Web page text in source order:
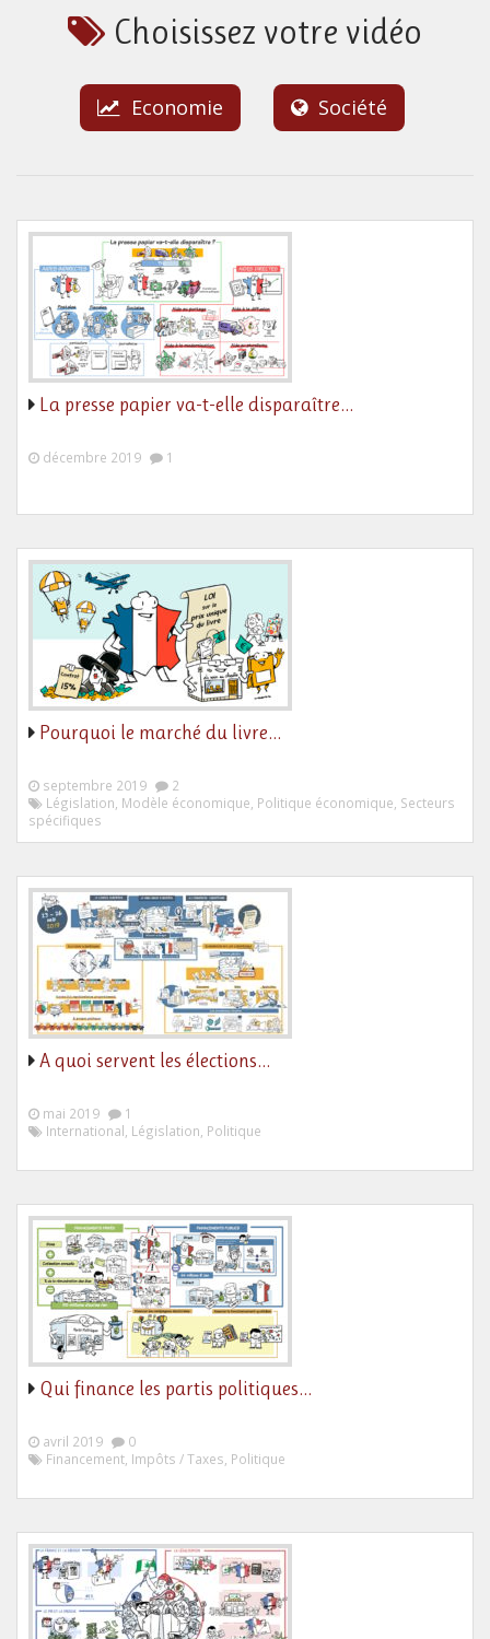
Choisissez votre vidéo
Economie Société
La presse papier va-t-elle disparaître…
décembre 2019 1
Pourquoi le marché du livre…
septembre 2019
2
Législation, Modèle économique, Politique économique, Secteurs
spécifiques
A quoi servent les élections…
mai 2019
1
International, Législation, Politique
Qui finance les partis politiques…
avril 2019
0
Financement, Impôts / Taxes, Politique